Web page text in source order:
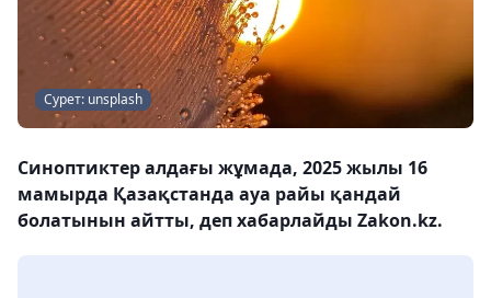
Сурет: unsplash
Синоптиктер алдағы жұмада, 2025 жылы 16
мамырда Қазақстанда ауа райы қандай
болатынын айтты, деп хабарлайды Zakon.kz.